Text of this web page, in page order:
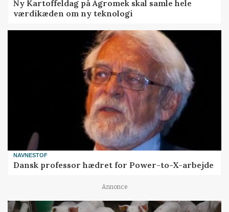
Ny Kartoffeldag på Agromek skal samle hele
værdikæden om ny teknologi
NAVNESTOF
Dansk professor hædret for Power-to-X-arbejde
Annonce